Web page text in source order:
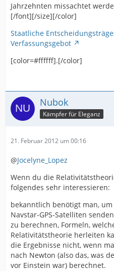
Jahrzehnten missachtet
[/font][/size][/color]
Staatliche
Verfassungsgebot
[color=#ffffff].[/color]
Nubok
Kämpfer für Eleganz
21. Februar 2012 um 00:16
@Jocelyne_Lopez
Wenn du die
folgendes sehr interessieren:
bekanntlich benötigt man,
Navstar-GPS-Satelliten
zu berechnen, Formeln,
Relativitätstheorie herleiten
die Ergebnisse nicht, wenn
nach Newton (also das, was
vor Einstein war) berechnet.